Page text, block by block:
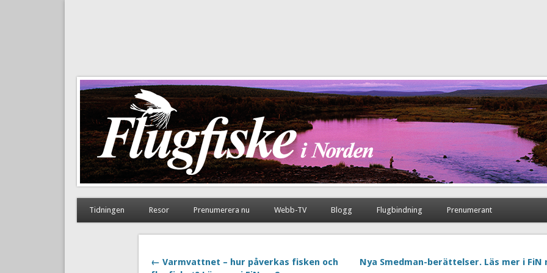
Tidningen Resor Prenumerera nu Webb-TV Blogg Flugbindning Prenumerant
← Varmvattnet – hur påverkas fisken och
Nya Smedman-berättelser. Läs mer i FiN